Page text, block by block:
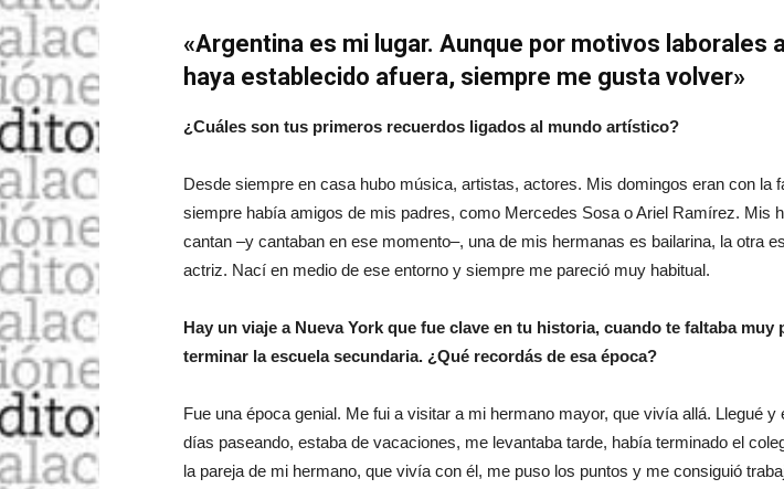
«Argentina es mi lugar. Aunque por motivos laborales
haya establecido afuera, siempre me gusta volver»
¿Cuáles son tus primeros recuerdos ligados al mundo artístico?
Desde siempre en casa hubo música, artistas, actores. Mis domingos eran con la
siempre había amigos de mis padres, como Mercedes Sosa o Ariel Ramírez. Mis
cantan ‒y cantaban en ese momento‒, una de mis hermanas es bailarina, la otra
actriz. Nací en medio de ese entorno y siempre me pareció muy habitual.
Hay un viaje a Nueva York que fue clave en tu historia, cuando te faltaba muy
terminar la escuela secundaria. ¿Qué recordás de esa época?
Fue una época genial. Me fui a visitar a mi hermano mayor, que vivía allá. Llegué y
días paseando, estaba de vacaciones, me levantaba tarde, había terminado el
la pareja de mi hermano, que vivía con él, me puso los puntos y me consiguió